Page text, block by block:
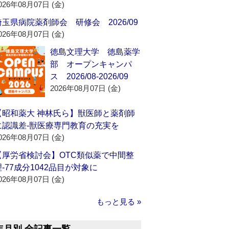
年08月07日 (金)
玉県病院薬剤師会 研修会 2026/09
年08月07日 (金)
徳島文理大学 徳島薬学
部 オープンキャンパ
ス 2026/08-2026/09
2026年08月07日 (金)
昭和薬大 神林氏ら】獣医師と薬剤師
認識差‐獣医療専門教育の充実を
年08月07日 (金)
厚労省検討会】OTC類似薬で中間整
‐77成分1042品目が対象に
年08月07日 (金)
もっと見る »